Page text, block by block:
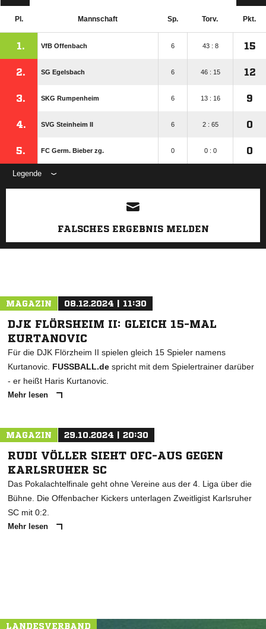
Pl. Mannschaft Sp. Torv. Pkt.
1. VfB Offenbach 6 43 : 8 15
2. SG Egelsbach 6 46 : 15 12
3. SKG Rumpenheim 6 13 : 16 9
4. SVG Steinheim II 6 2 : 65 0
5. FC Germ. Bieber zg. 0 0 : 0 0
Legende
ANZEIGE
FALSCHES ERGEBNIS MELDEN
MAGAZIN 08.12.2024 | 11:30
DJK FLÖRSHEIM II: GLEICH 15-MAL
KURTANOVIC
Für die DJK Flörzheim II spielen gleich 15 Spieler namens
Kurtanovic. FUSSBALL.de spricht mit dem Spielertrainer darüber
- er heißt Haris Kurtanovic.
Mehr lesen
MAGAZIN 29.10.2024 | 20:30
RUDI VÖLLER SIEHT OFC-AUS GEGEN
KARLSRUHER SC
Das Pokalachtelfinale geht ohne Vereine aus der 4. Liga über die
Bühne. Die Offenbacher Kickers unterlagen Zweitligist Karlsruher
SC mit 0:2.
Mehr lesen
LANDESVERBAND